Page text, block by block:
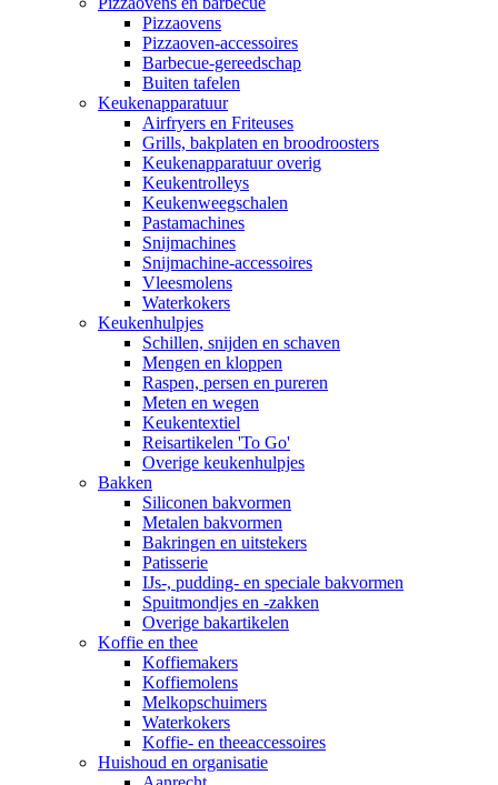
Pizzaovens
Pizzaoven-accessoires
Barbecue-gereedschap
Buiten tafelen
Keukenapparatuur
Airfryers en Friteuses
Grills, bakplaten en broodroosters
Keukenapparatuur overig
Keukentrolleys
Keukenweegschalen
Pastamachines
Snijmachines
Snijmachine-accessoires
Vleesmolens
Waterkokers
Keukenhulpjes
Schillen, snijden en schaven
Mengen en kloppen
Raspen, persen en pureren
Meten en wegen
Keukentextiel
Reisartikelen 'To Go'
Overige keukenhulpjes
Bakken
Siliconen bakvormen
Metalen bakvormen
Bakringen en uitstekers
Patisserie
IJs-, pudding- en speciale bakvormen
Spuitmondjes en -zakken
Overige bakartikelen
Koffie en thee
Koffiemakers
Koffiemolens
Melkopschuimers
Waterkokers
Koffie- en theeaccessoires
Huishoud en organisatie